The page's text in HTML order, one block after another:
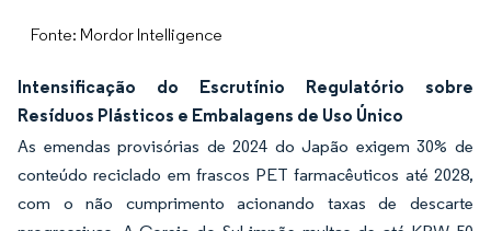
Fonte: Mordor Intelligence
Intensificação do Escrutínio Regulatório sobre
Resíduos Plásticos e Embalagens de Uso Único
As emendas provisórias de 2024 do Japão exigem 30% de
conteúdo reciclado em frascos PET farmacêuticos até 2028,
com o não cumprimento acionando taxas de descarte